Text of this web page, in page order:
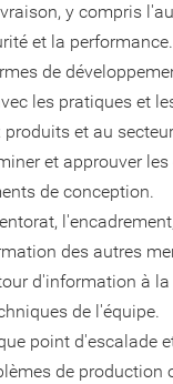
y compris
et la performance.
de
les pratiques et
et au
et approuver
de conception.
des autres
d'information à
de l'équipe.
point d'escalade
de production